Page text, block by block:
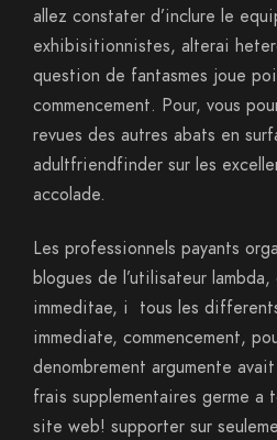
allez constater d’inclure le
exhibisitionnistes, alterai
question de fantasmes joue
commencement. Pour, vous
revues des autres abats en
adultfriendfinder sur les
accolade.
Les professionnels payants
blogues de l’utilisateur
immeditae, i tous les
immediate, commencement,
denombrement argumente
frais supplementaires germe a
site web! supporter sur